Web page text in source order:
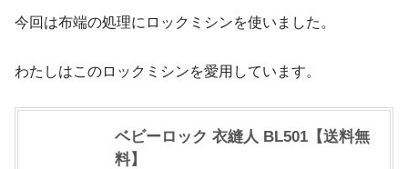
今回は布端の処理にロックミシンを使いました。
わたしはこのロックミシンを愛用しています。
ベビーロック 衣縫人 BL501【送料無
料】